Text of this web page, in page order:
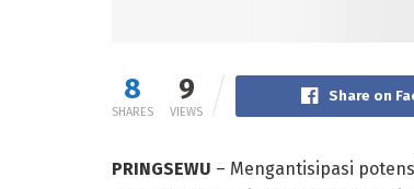
8
SHARES
9
VIEWS
Share on
PRINGSEWU – Mengantisipasi